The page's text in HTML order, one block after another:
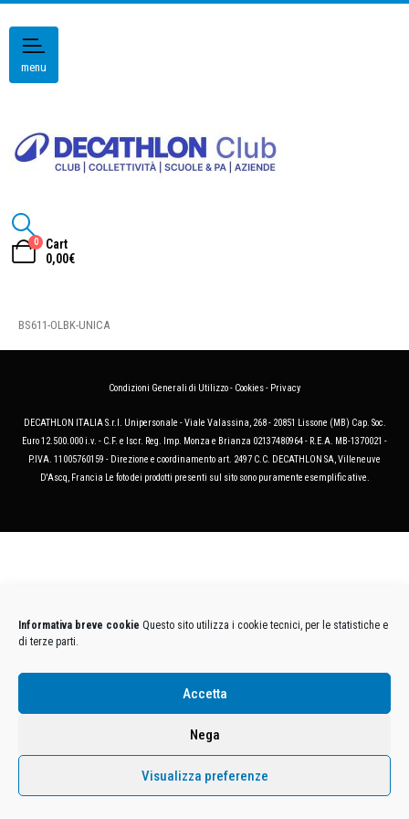
Informativa breve cookie Questo sito utilizza i cookie tecnici, per le statistiche e
di terze parti.
Accetta
Nega
Visualizza preferenze
menu
0
Cart
0,00€
BS611-OLBK-UNICA
Condizioni Generali di Utilizzo- Cookies- Privacy
DECATHLON ITALIA S.r.l. Unipersonale - Viale Valassina, 268 - 20851 Lissone (MB) Cap. Soc.
Euro 12.500.000 i.v. - C.F. e Iscr. Reg. Imp. Monza e Brianza 02137480964 - R.E.A. MB-1370021 -
P.IVA. 11005760159 - Direzione e coordinamento art. 2497 C.C. DECATHLON SA, Villeneuve
D'Ascq, Francia Le foto dei prodotti presenti sul sito sono puramente esemplificative.